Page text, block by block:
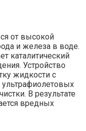
от высокой
и железа в воде.
каталитический
Устройство
жидкости с
ультрафиолетовых
В результате
вредных